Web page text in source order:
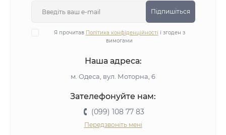
Підпишіться
Я прочитав Політика конфіденційності і згоден з
вимогами
Наша адреса:
м. Одеса, вул. Моторна, 6
Зателефонуйте нам:
(099) 108 77 83
Передзвоніть мені